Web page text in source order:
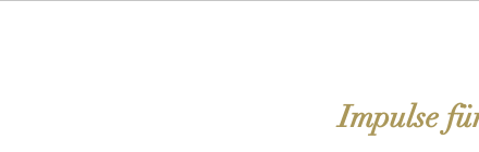
Impulse